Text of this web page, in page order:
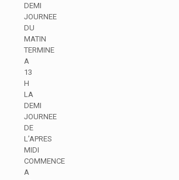
DEMI
JOURNEE
DU
MATIN
TERMINE
A
13
H
LA
DEMI
JOURNEE
DE
L’APRES
MIDI
COMMENCE
A